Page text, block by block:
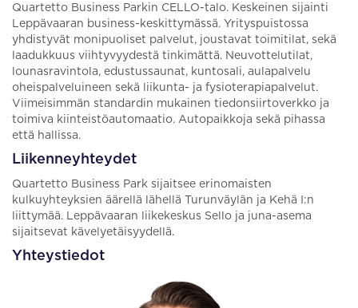
Quartetto Business Parkin CELLO-talo. Keskeinen sijainti
Leppävaaran business-keskittymässä. Yrityspuistossa
yhdistyvät monipuoliset palvelut, joustavat toimitilat, sekä
laadukkuus viihtyvyydestä tinkimättä. Neuvottelutilat,
lounasravintola, edustussaunat, kuntosali, aulapalvelu
oheispalveluineen sekä liikunta- ja fysioterapiapalvelut.
Viimeisimmän standardin mukainen tiedonsiirtoverkko ja
toimiva kiinteistöautomaatio. Autopaikkoja sekä pihassa
että hallissa.
Liikenneyhteydet
Quartetto Business Park sijaitsee erinomaisten
kulkuyhteyksien äärellä lähellä Turunväylän ja Kehä I:n
liittymää. Leppävaaran liikekeskus Sello ja juna-asema
sijaitsevat kävelyetäisyydellä.
Yhteystiedot